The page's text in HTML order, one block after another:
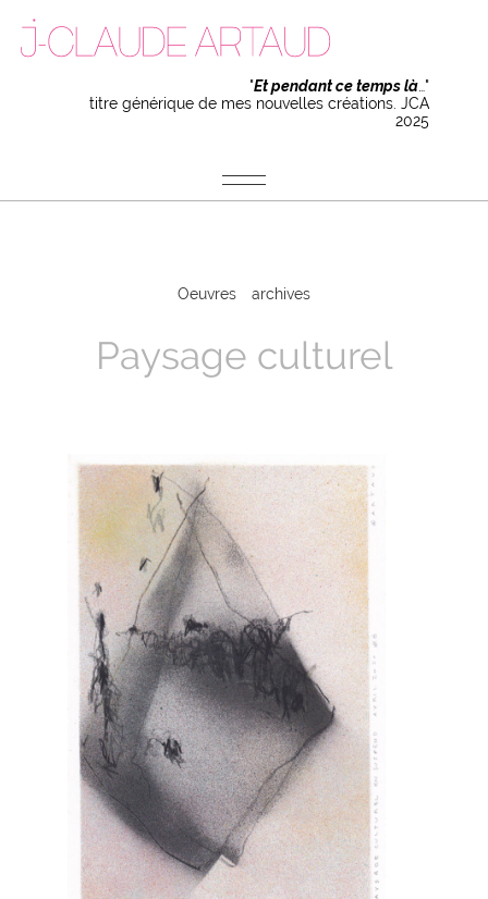
"Et pendant ce temps là …"
titre générique de mes nouvelles créations. JCA
2025
Oeuvres archives
Paysage culturel